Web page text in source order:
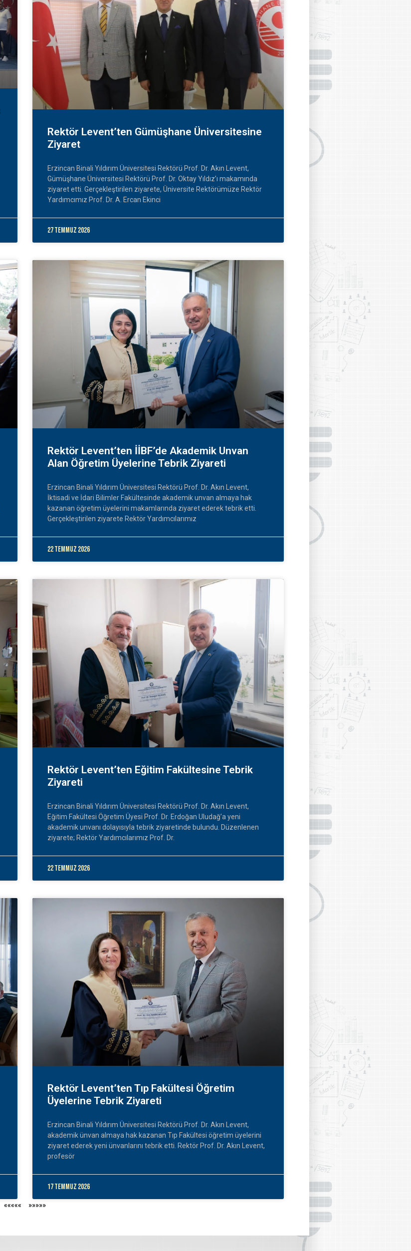
Rektör Levent’ten Gümüşhane Üniversitesine
Ziyaret
Erzincan Binali Yıldırım Üniversitesi Rektörü Prof. Dr. Akın Levent,
Gümüşhane Üniversitesi Rektörü Prof. Dr. Oktay Yıldız’ı makamında
ziyaret etti. Gerçekleştirilen ziyarete, Üniversite Rektörümüze Rektör
Yardımcımız Prof. Dr. A. Ercan Ekinci
27 Temmuz 2026
Rektör Levent’ten İİBF’de Akademik Unvan
Alan Öğretim Üyelerine Tebrik Ziyareti
Erzincan Binali Yıldırım Üniversitesi Rektörü Prof. Dr. Akın Levent,
İktisadi ve İdari Bilimler Fakültesinde akademik unvan almaya hak
kazanan öğretim üyelerini makamlarında ziyaret ederek tebrik etti.
Gerçekleştirilen ziyarete Rektör Yardımcılarımız
22 Temmuz 2026
Rektör Levent’ten Eğitim Fakültesine Tebrik
Ziyareti
Erzincan Binali Yıldırım Üniversitesi Rektörü Prof. Dr. Akın Levent,
Eğitim Fakültesi Öğretim Üyesi Prof. Dr. Erdoğan Uludağ’a yeni
akademik unvanı dolayısıyla tebrik ziyaretinde bulundu. Düzenlenen
ziyarete; Rektör Yardımcılarımız Prof. Dr.
22 Temmuz 2026
Rektör Levent’ten Tıp Fakültesi Öğretim
Üyelerine Tebrik Ziyareti
Erzincan Binali Yıldırım Üniversitesi Rektörü Prof. Dr. Akın Levent,
akademik ünvan almaya hak kazanan Tıp Fakültesi öğretim üyelerini
ziyaret ederek yeni ünvanlarını tebrik etti. Rektör Prof. Dr. Akın Levent,
profesör
17 Temmuz 2026
««««« »»»»»